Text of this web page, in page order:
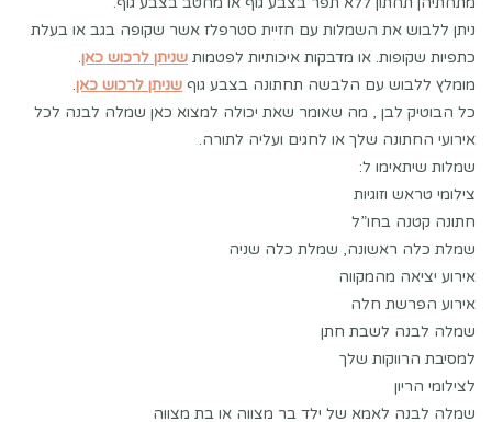
ניתן ללבוש את השמלות עם חזיית סטרפלז אשר שקופה בגב או בעלת
כתפיות שקופות. או מדבקות איכותיות לפטמות שניתן לרכוש כאן.
מומלץ ללבוש עם הלבשה תחתונה בצבע גוף שניתן לרכוש כאן.
כל הבוטיק לבן , מה שאומר שאת יכולה למצוא כאן שמלה לבנה לכל
אירועי החתונה שלך או לחגים ועליה לתורה.
שמלות שיתאימו ל:
צילומי טראש וזוגיות
חתונה קטנה בחו”ל
שמלת כלה ראשונה, שמלת כלה שניה
אירוע יציאה מהמקווה
אירוע הפרשת חלה
שמלה לבנה לשבת חתן
למסיבת הרווקות שלך
לצילומי הריון
שמלה לבנה לאמא של ילד בר מצווה או בת מצווה